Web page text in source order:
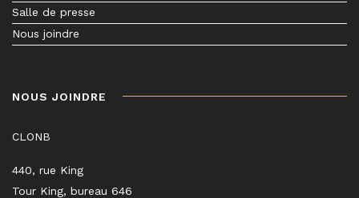
Salle de presse
Nous joindre
NOUS JOINDRE
CLONB
440, rue King
Tour King, bureau 646